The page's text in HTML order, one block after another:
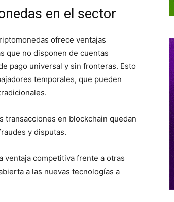
en el sector
ofrece ventajas
que no disponen de cuentas
pago universal y sin fronteras. Esto
temporales, que pueden
transacciones en blockchain quedan
y disputas.
ventaja competitiva frente a otras
a las nuevas tecnologías a